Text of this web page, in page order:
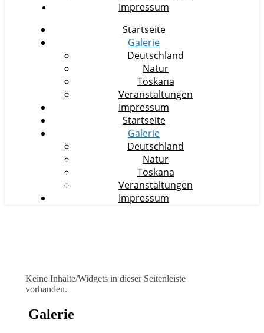
Impressum
Startseite
Galerie
Deutschland
Natur
Toskana
Veranstaltungen
Impressum
Startseite
Galerie
Deutschland
Natur
Toskana
Veranstaltungen
Impressum
Keine Inhalte/Widgets in dieser Seitenleiste
vorhanden.
Galerie